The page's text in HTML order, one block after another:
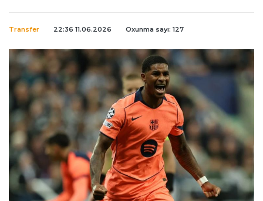
Transfer 22:36 11.06.2026 Oxunma sayı: 127